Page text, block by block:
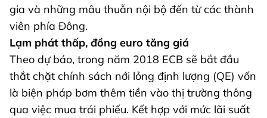
gia và những mâu thuẫn nội bộ đến từ các thành
viên phía Đông.
Lạm phát thấp, đồng euro tăng giá
Theo dự báo, trong năm 2018 ECB sẽ bắt đầu
thắt chặt chính sách nới lỏng định lượng (QE) vốn
là biện pháp bơm thêm tiền vào thị trường thông
qua việc mua trái phiếu. Kết hợp với mức lãi suất